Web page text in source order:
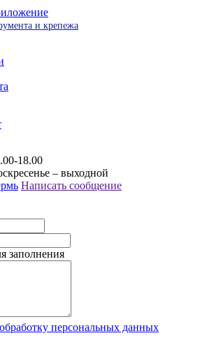
и крепежа
18.00
– выходной
Написать сообщение
заполнения
обработку персональных данных